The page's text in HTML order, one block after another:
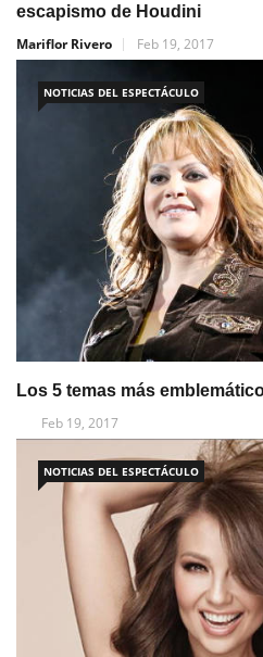
escapismo de Houdini
Mariflor Rivero
Feb 19, 2017
NOTICIAS DEL ESPECTÁCULO
Los 5 temas más
Feb 19, 2017
NOTICIAS DEL ESPECTÁCULO